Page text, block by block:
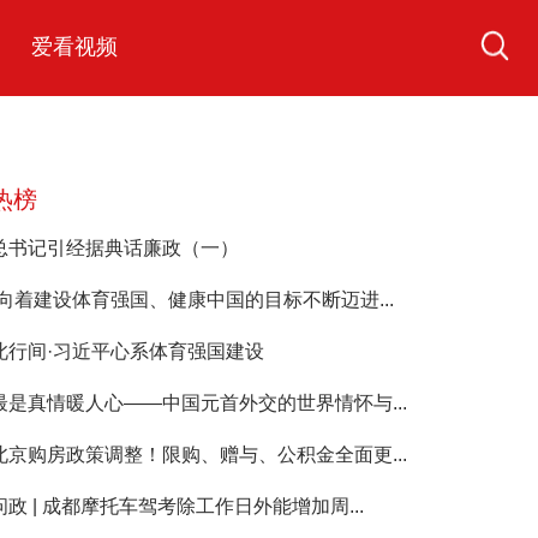
爱看视频
榜
书记引经据典话廉政（一）
着建设体育强国、健康中国的目标不断迈进...
行间·习近平心系体育强国建设
是真情暖人心——中国元首外交的世界情怀与...
京购房政策调整！限购、赠与、公积金全面更...
政 | 成都摩托车驾考除工作日外能增加周...